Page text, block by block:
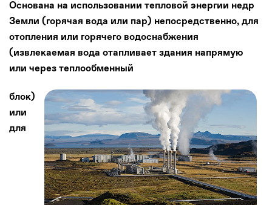
Основана на использовании тепловой энергии недр
Земли (горячая вода или пар) непосредственно, для
отопления или горячего водоснабжения
(извлекаемая вода отапливает здания напрямую
или через теплообменный
блок)
или
для